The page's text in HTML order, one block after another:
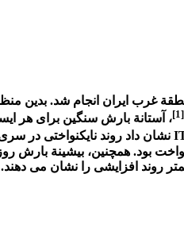
ة غرب ایران انجام شد. بدین
[1] ، آستانة بارش سنگین برای هر
نشان داد روند نایکنواختی در
بود. همچنین، بیشینة بارش
متر روند افزایشی را نشان می‏ دهند.